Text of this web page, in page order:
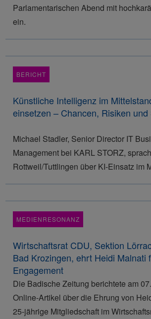
Parlamentarischen Abend mit
ein.
BERICHT
Künstliche Intelligenz im
einsetzen – Chancen, Risiken und
Michael Stadler, Senior Director IT
Management bei KARL STORZ,
Rottweil/Tuttlingen über KI-Einsatz im
MEDIENRESONANZ
Wirtschaftsrat CDU, Sektion
Bad Krozingen, ehrt Heidi Malnati
Engagement
Die Badische Zeitung berichtete am
Online-Artikel über die Ehrung von
25-jährige Mitgliedschaft im